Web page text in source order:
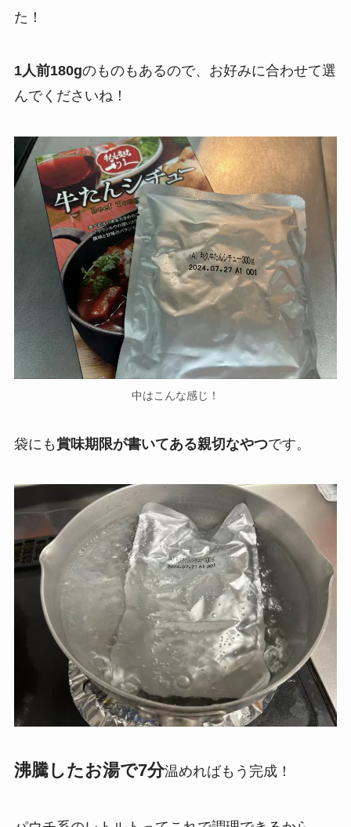
た！
1人前180gのものもあるので、お好みに合わせて選
んでくださいね！
中はこんな感じ！
袋にも 賞味期限が書いてある親切なやつです。
沸騰したお湯で7分温めればもう完成！